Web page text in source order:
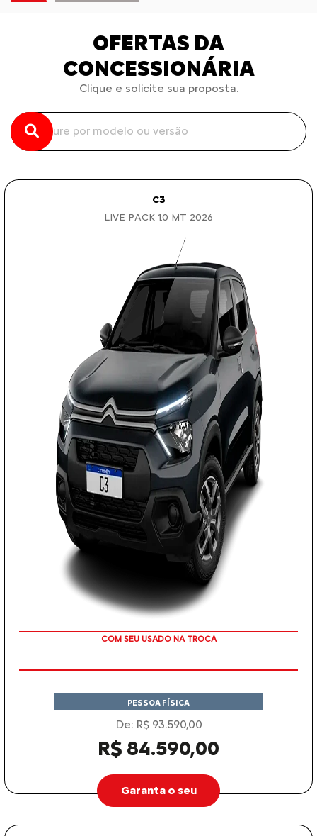
OFERTAS DA
CONCESSIONÁRIA
Clique e solicite sua proposta.
C3
LIVE PACK 1.0 MT 2026
TAXA 0 %
PESSOA FÍSICA
De: R$ 93.590,00
R$ 84.590,00
Garanta o seu